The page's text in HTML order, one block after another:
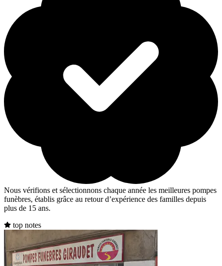
Nous vérifions et sélectionnons chaque année les meilleures pompes
funèbres, établis grâce au retour d’expérience des familles depuis
plus de 15 ans.
top notes